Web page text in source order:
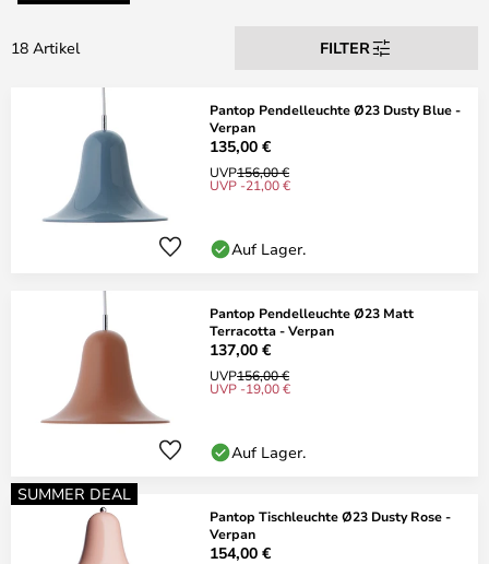
18 Artikel FILTER
Pantop Pendelleuchte Ø23 Dusty Blue -
Verpan
135,00 €
UVP156,00 €
UVP -21,00 €
Auf Lager.
Pantop Pendelleuchte Ø23 Matt
Terracotta - Verpan
137,00 €
UVP156,00 €
UVP -19,00 €
Auf Lager.
SUMMER DEAL
Pantop Tischleuchte Ø23 Dusty Rose -
Verpan
154,00 €